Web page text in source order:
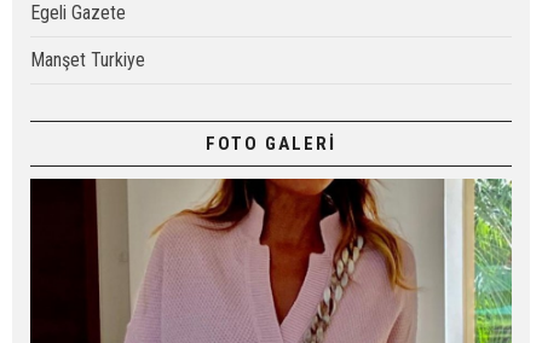
Egeli Gazete
Manşet Turkiye
FOTO GALERİ